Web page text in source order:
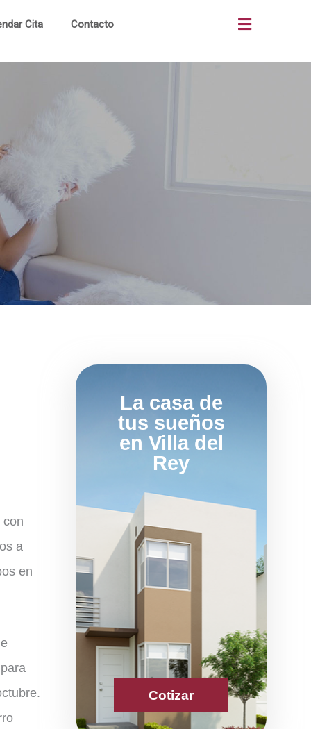
Cita Contacto
a
en
La casa de
tus sueños
en Villa del
Rey
Cotizar